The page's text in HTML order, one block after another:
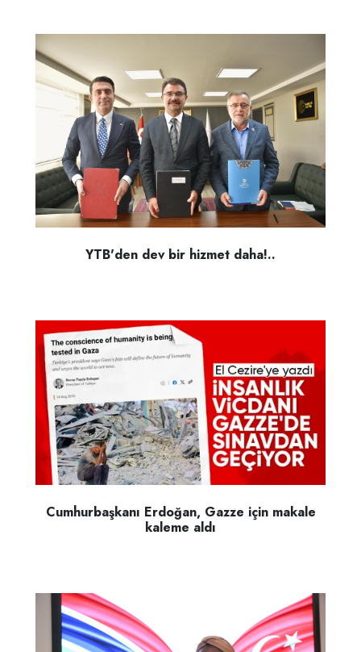
YTB'den dev bir hizmet daha!..
Cumhurbaşkanı Erdoğan, Gazze için makale
kaleme aldı